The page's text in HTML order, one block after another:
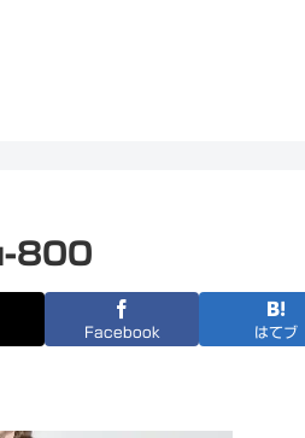
800
Facebook はてブ